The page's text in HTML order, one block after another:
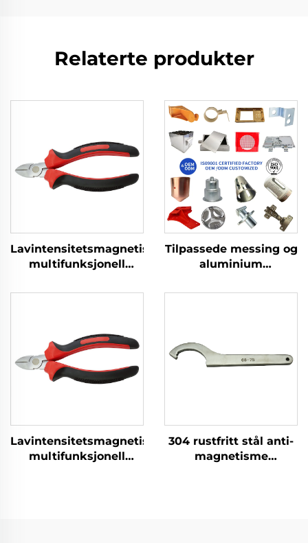
Relaterte produkter
Lavintensitetsmagnetisk
multifunksjonell
rustfritt stål
Tilpassede messing og
aluminium
platearbeid for
Lavintensitetsmagnetisk
multifunksjonell
304 rustfritt stål anti-
magnetisme